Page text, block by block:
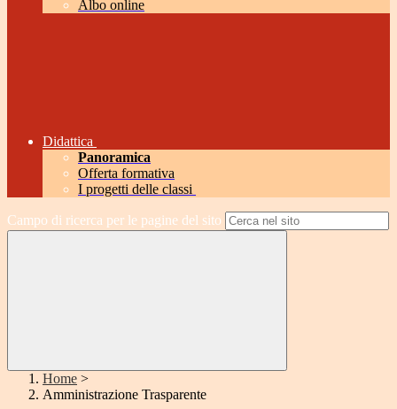
Albo online
Didattica
Panoramica
Offerta formativa
I progetti delle classi
Campo di ricerca per le pagine del sito
Home >
Amministrazione Trasparente